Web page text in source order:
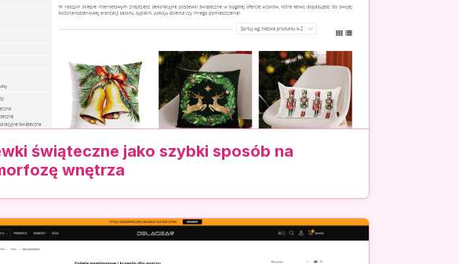
świąteczne jako szybki sposób na
wnętrza